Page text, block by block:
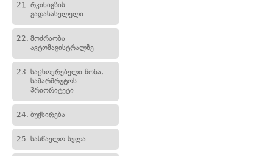
21. რკინიგზის
გადასასვლელი
22. მოძრაობა
ავტომაგისტრალზე
23. საცხოვრებელი ზონა,
სამარშრუტოს
პრიორიტეტი
24. ბუქსირება
25. სასწავლო სვლა